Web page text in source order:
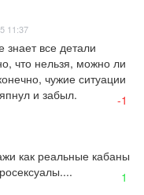
11:37
знает все детали
что нельзя, можно ли
чужие ситуации
и забыл.
-1
как реальные кабаны
1